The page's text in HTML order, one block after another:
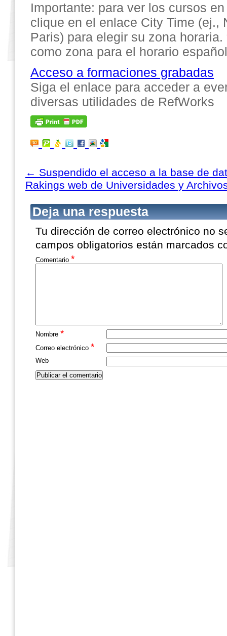
Importante: para ver los cursos
clique en el enlace City Time (ej.,
Paris) para elegir su zona horaria.
como zona para el horario
Acceso a formaciones grabadas
Siga el enlace para acceder a
diversas utilidades de RefWorks
← Suspendido el acceso a la base de
Rakings web de Universidades y
Deja una respuesta
Tu dirección de correo electrónico no
campos obligatorios están marcados
Comentario *
Nombre *
Correo electrónico *
Web